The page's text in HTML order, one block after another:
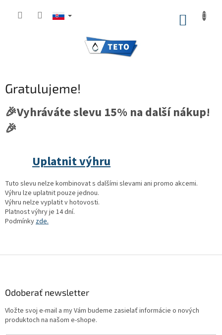
Gratulujeme!
🎉Vyhráváte slevu 15% na další nákup!
🎉
Uplatnit výhru
Tuto slevu nelze kombinovat s dalšími slevami ani promo akcemi.
Výhru lze uplatnit pouze jednou.
Výhru nelze vyplatit v hotovosti.
Platnost výhry je 14 dní.
Podmínky zde.
Odoberať newsletter
Vložte svoj e-mail a my Vám budeme zasielať informácie o nových
produktoch na našom e-shope.